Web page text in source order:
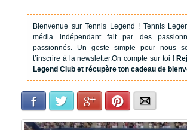
Bienvenue sur Tennis Legend ! Tennis
média indépendant fait par des
passionnés. Un geste simple pour nous
t’inscrire à la newsletter.On compte sur toi !
Legend Club et récupère ton cadeau de
Facebook Twitter Google+Pinterest